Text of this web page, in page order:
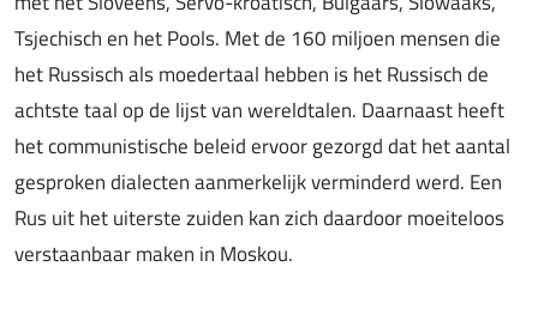
Tsjechisch en het Pools. Met de 160 miljoen mensen die
het Russisch als moedertaal hebben is het Russisch de
achtste taal op de lijst van wereldtalen. Daarnaast heeft
het communistische beleid ervoor gezorgd dat het aantal
gesproken dialecten aanmerkelijk verminderd werd. Een
Rus uit het uiterste zuiden kan zich daardoor moeiteloos
verstaanbaar maken in Moskou.